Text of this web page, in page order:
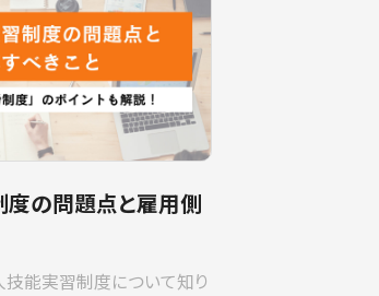
の問題点と雇用側
能実習制度について知り